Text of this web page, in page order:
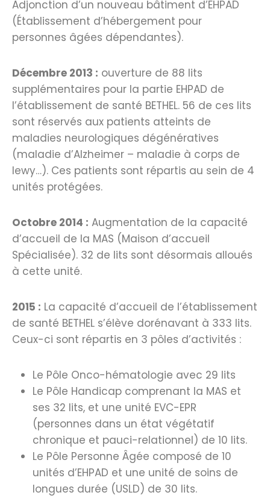
Adjonction d’un nouveau bâtiment d’EHPAD
(Établissement d’hébergement pour
personnes âgées dépendantes).
Décembre 2013 : ouverture de 88 lits
supplémentaires pour la partie EHPAD de
l’établissement de santé BETHEL. 56 de ces lits
sont réservés aux patients atteints de
maladies neurologiques dégénératives
(maladie d’Alzheimer – maladie à corps de
lewy…). Ces patients sont répartis au sein de 4
unités protégées.
Octobre 2014 : Augmentation de la capacité
d’accueil de la MAS (Maison d’accueil
Spécialisée). 32 de lits sont désormais alloués
à cette unité.
2015 : La capacité d’accueil de l’établissement
de santé BETHEL s’élève dorénavant à 333 lits.
Ceux-ci sont répartis en 3 pôles d’activités :
Le Pôle Onco-hématologie avec 29 lits
Le Pôle Handicap comprenant la MAS et
ses 32 lits, et une unité EVC-EPR
(personnes dans un état végétatif
chronique et pauci-relationnel) de 10 lits.
Le Pôle Personne Âgée composé de 10
unités d’EHPAD et une unité de soins de
longues durée (USLD) de 30 lits.